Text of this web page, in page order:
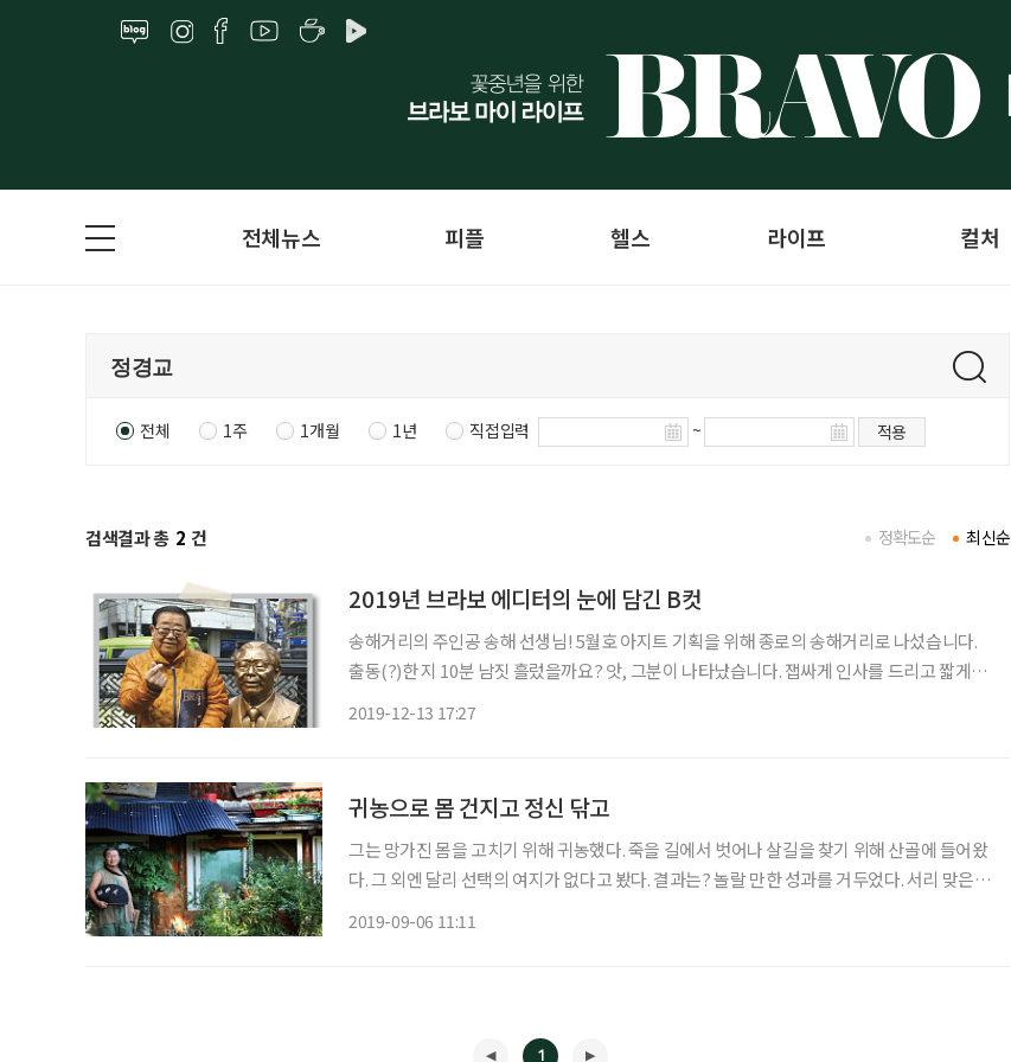
전체뉴스 피플 헬스 라이프 컬처
전체 1주 1개월 1년 직접입력 ~ 적용
검색결과 총 2 건 최신순
정확도순
2019년 브라보 에디터의 눈에 담긴 B컷
송해거리의 주인공 송해 선생님! 5월호 아지트 기획을 위해 종로의 송해거리로 나섰습니다.
출동(?)한 지 10분 남짓 흘렀을까요? 앗, 그분이 나타났습니다. 잽싸게 인사를 드리고 짧게나
2019-12-13 17:27
귀농으로 몸 건지고 정신 닦고
그는 망가진 몸을 고치기 위해 귀농했다. 죽을 길에서 벗어나 살길을 찾기 위해 산골에 들어왔
다. 그 외엔 달리 선택의 여지가 없다고 봤다. 결과는? 놀랄 만한 성과를 거두었다. 서리 맞은
2019-09-06 11:11
1